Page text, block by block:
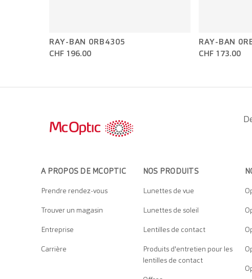
RAY-BAN 0RB4305
CHF 196.00
RAY-BAN
CHF 173.00
A PROPOS DE MCOPTIC
Prendre rendez-vous
Trouver un magasin
Entreprise
Carrière
NOS PRODUITS
Lunettes de vue
Lunettes de soleil
Lentilles de contact
Produits d'entretien pour les
lentilles de contact